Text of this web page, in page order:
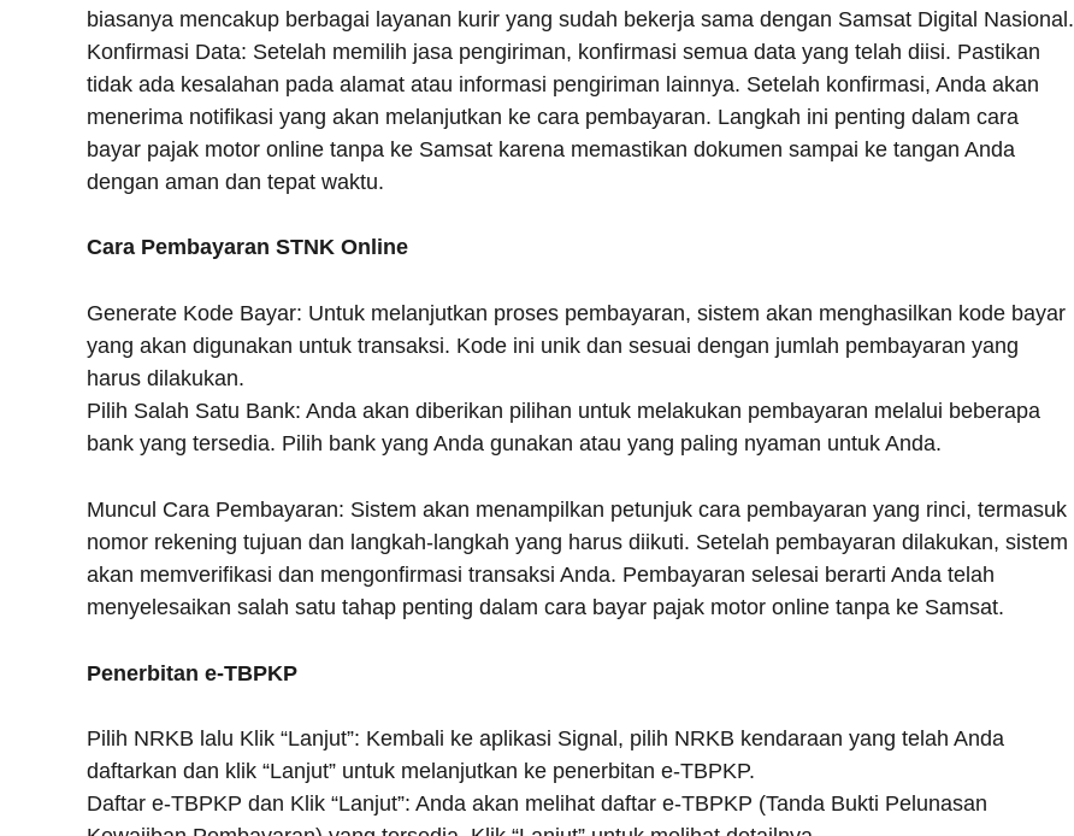
biasanya mencakup berbagai layanan kurir yang sudah bekerja sama dengan Samsat Digital Nasional.
Konfirmasi Data: Setelah memilih jasa pengiriman, konfirmasi semua data yang telah diisi. Pastikan
tidak ada kesalahan pada alamat atau informasi pengiriman lainnya. Setelah konfirmasi, Anda akan
menerima notifikasi yang akan melanjutkan ke cara pembayaran. Langkah ini penting dalam cara
bayar pajak motor online tanpa ke Samsat karena memastikan dokumen sampai ke tangan Anda
dengan aman dan tepat waktu.
Cara Pembayaran STNK Online
Generate Kode Bayar: Untuk melanjutkan proses pembayaran, sistem akan menghasilkan kode bayar
yang akan digunakan untuk transaksi. Kode ini unik dan sesuai dengan jumlah pembayaran yang
harus dilakukan.
Pilih Salah Satu Bank: Anda akan diberikan pilihan untuk melakukan pembayaran melalui beberapa
bank yang tersedia. Pilih bank yang Anda gunakan atau yang paling nyaman untuk Anda.
Muncul Cara Pembayaran: Sistem akan menampilkan petunjuk cara pembayaran yang rinci, termasuk
nomor rekening tujuan dan langkah-langkah yang harus diikuti. Setelah pembayaran dilakukan, sistem
akan memverifikasi dan mengonfirmasi transaksi Anda. Pembayaran selesai berarti Anda telah
menyelesaikan salah satu tahap penting dalam cara bayar pajak motor online tanpa ke Samsat.
Penerbitan e-TBPKP
Pilih NRKB lalu Klik “Lanjut”: Kembali ke aplikasi Signal, pilih NRKB kendaraan yang telah Anda
daftarkan dan klik “Lanjut” untuk melanjutkan ke penerbitan e-TBPKP.
Daftar e-TBPKP dan Klik “Lanjut”: Anda akan melihat daftar e-TBPKP (Tanda Bukti Pelunasan